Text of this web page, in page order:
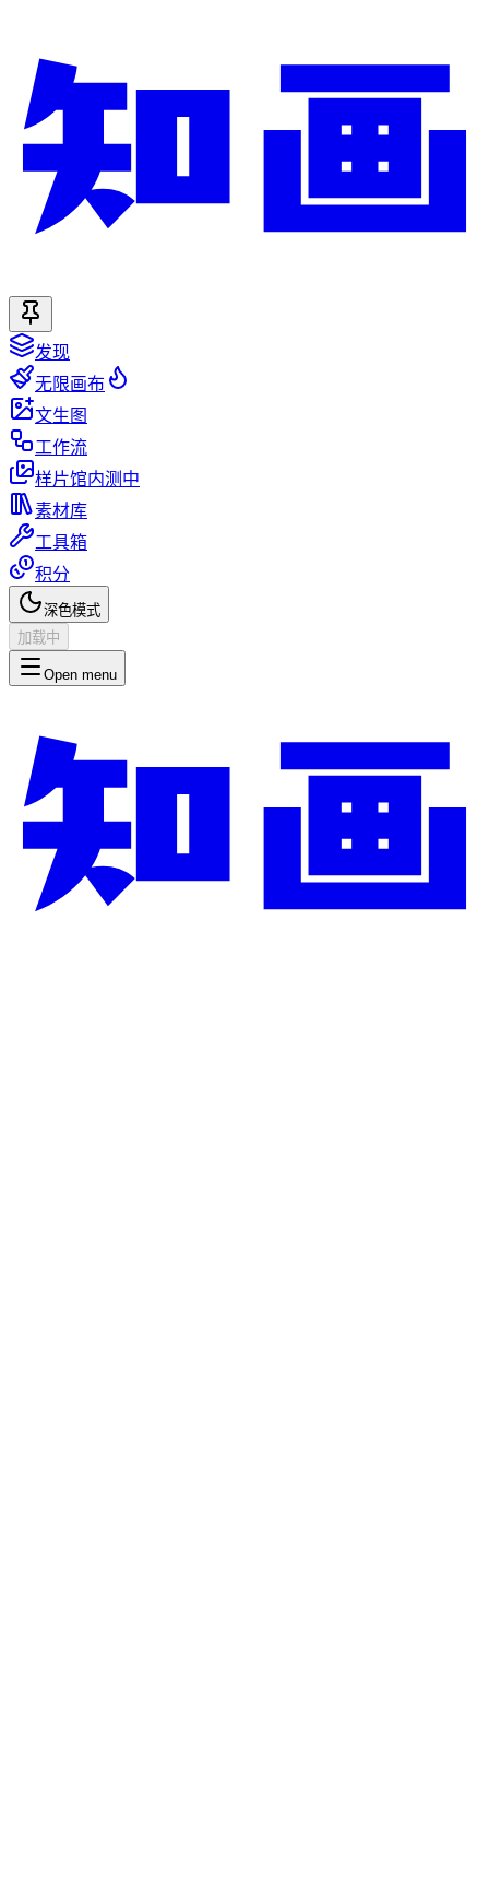
发现
无限画布
文生图
工作流
样片馆内测中
素材库
工具箱
积分
深色模式
加载中
Open menu